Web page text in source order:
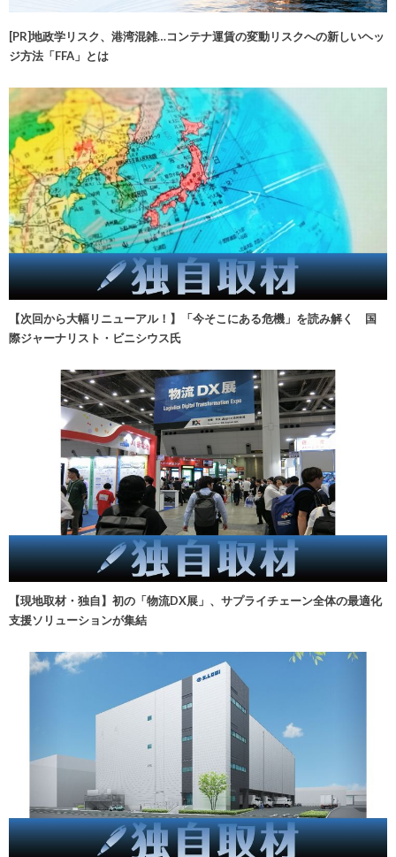
[PR]地政学リスク、港湾混雑…コンテナ運賃の変動リスクへの新しいヘッ
ジ方法「FFA」とは
【次回から大幅リニューアル！】「今そこにある危機」を読み解く 国
際ジャーナリスト・ビニシウス氏
【現地取材・独自】初の「物流DX展」、サプライチェーン全体の最適化
支援ソリューションが集結